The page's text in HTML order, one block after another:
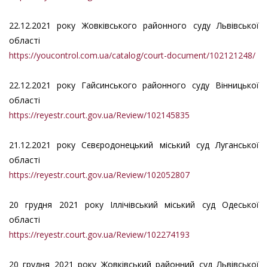
22.12.2021 року Жовківського районного суду Львівської
області
https://youcontrol.com.ua/catalog/court-document/102121248/
22.12.2021 року Гайсинського районного суду Вінницької
області
https://reyestr.court.gov.ua/Review/102145835
21.12.2021 року Сєвєродонецький міський суд Луганської
області
https://reyestr.court.gov.ua/Review/102052807
20 грудня 2021 року Іллічівський міський суд Одеської
області
https://reyestr.court.gov.ua/Review/102274193
20 грудня 2021 року Жовківський районний суд Львівської